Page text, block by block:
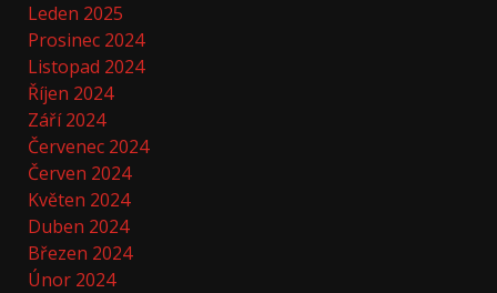
Leden 2025
Prosinec 2024
Listopad 2024
Říjen 2024
Září 2024
Červenec 2024
Červen 2024
Květen 2024
Duben 2024
Březen 2024
Únor 2024